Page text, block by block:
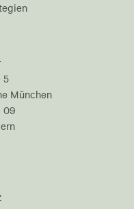
5
München
09